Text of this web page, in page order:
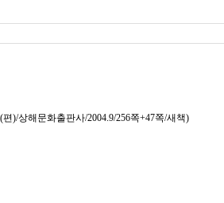
)/상해문화출판사/2004.9/256쪽+47쪽/새책)